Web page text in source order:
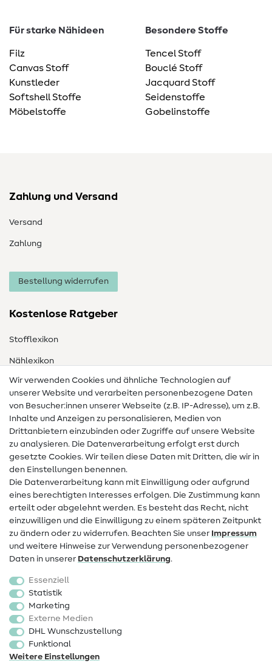
Für starke Nähideen
Filz
Canvas Stoff
Kunstleder
Softshell Stoffe
Möbelstoffe
Besondere Stoffe
Tencel Stoff
Bouclé Stoff
Jacquard Stoff
Seidenstoffe
Gobelinstoffe
Zahlung und Versand
Versand
Zahlung
Bestellung widerrufen
Kostenlose Ratgeber
Stofflexikon
Nählexikon
Nähanleitungen
Hilfe & Kontakt
Kontakt
Infos zum Betreiberwechsel
FAQ
Widerrufsrecht
Beliebt
Stoffe
Sale
Schnittmuster
Wir verwenden Cookies und ähnliche Technologien auf
unserer Website und verarbeiten personenbezogene Daten
von Besucher:innen unserer Webseite (z.B. IP-Adresse), um z.B.
Inhalte und Anzeigen zu personalisieren, Medien von
Drittanbietern einzubinden oder Zugriffe auf unsere Website
zu analysieren. Die Datenverarbeitung erfolgt erst durch
gesetzte Cookies. Wir teilen diese Daten mit Dritten, die wir in
den Einstellungen benennen.
Die Datenverarbeitung kann mit Einwilligung oder aufgrund
eines berechtigten Interesses erfolgen. Die Zustimmung kann
erteilt oder abgelehnt werden. Es besteht das Recht, nicht
einzuwilligen und die Einwilligung zu einem späteren Zeitpunkt
zu ändern oder zu widerrufen. Beachten Sie unser Impressum
und weitere Hinweise zur Verwendung personenbezogener
Daten in unserer Daten­schutz­erklärung.
Essenziell
Statistik
Marketing
Externe Medien
DHL Wunschzustellung
Funktional
Weitere Einstellungen